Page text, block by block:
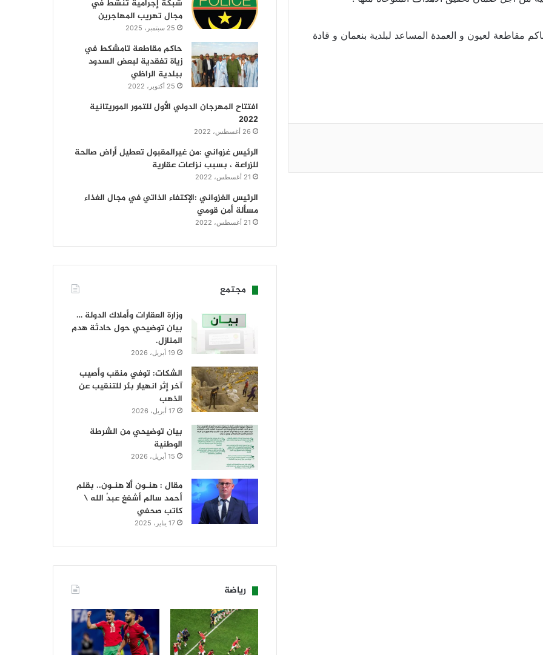
مقاطعة لعيون و العمدة المساعد لبلدية بنعمان و قادة
شبكة إجرامية تنشط في
مجال تهريب المهاجرين
25 سبتمبر، 2025
حاكم مقاطعة تامشكط في
زياة تفقدية لبعض السدود
ببلدية الراظي
25 أكتوبر، 2022
افتتاح المهرجان الدولي الأول للتمور الموريتانية
2022
26 أغسطس، 2022
الرئيس غزواني :من غيرالمقبول تعطيل أراض صالحة
للزراعة ، بسبب نزاعات عقارية
21 أغسطس، 2022
الرئيس الغزواني :الإكتفاء الذاتي في مجال الغذاء
مسألة أمن قومي
21 أغسطس، 2022
مجتمع
وزارة العقارات وأملاك الدولة …
بيان توضيحي حول حادثة هدم
المنازل.
19 أبريل، 2026
الشكات: توفي منقب وأصيب
آخر إثر انهيار بئر للتنقيب عن
الذهب
17 أبريل، 2026
بيان توضيحي من الشرطة
الوطنية
15 أبريل، 2026
مقال : هنـون ألا هنـون.. بقلم
أحمد سالم أشفغ عبدُ الله \
كاتب صحفي
17 يناير، 2025
رياضة